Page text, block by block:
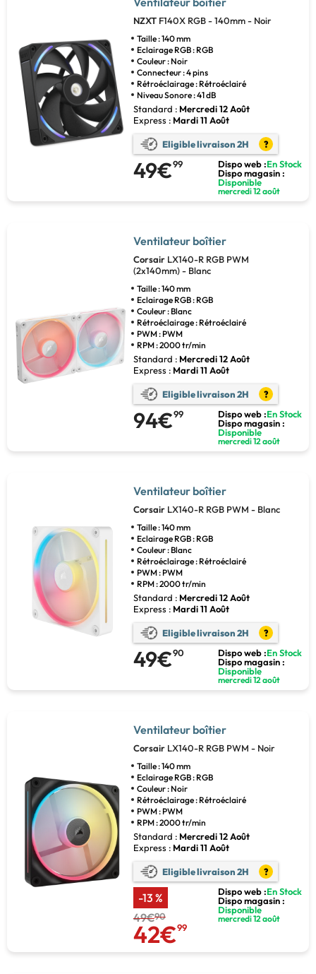
NZXT F140X RGB - 140mm - Noir
Taille : 140 mm
Eclairage RGB : RGB
Couleur : Noir
Connecteur : 4 pins
Rétroéclairage : Rétroéclairé
Niveau Sonore : 41 dB
Standard : Mercredi 12 Août
Express : Mardi 11 Août
Eligible livraison 2H ?
49€99 Dispo web :En Stock
Dispo magasin :
Disponible
mercredi 12 août
Ventilateur boîtier
Corsair LX140-R RGB PWM
(2x140mm) - Blanc
Taille : 140 mm
Eclairage RGB : RGB
Couleur : Blanc
Rétroéclairage : Rétroéclairé
PWM : PWM
RPM : 2000 tr/min
Standard : Mercredi 12 Août
Express : Mardi 11 Août
Eligible livraison 2H ?
94€99 Dispo web :En Stock
Dispo magasin :
Disponible
mercredi 12 août
Ventilateur boîtier
Corsair LX140-R RGB PWM - Blanc
Taille : 140 mm
Eclairage RGB : RGB
Couleur : Blanc
Rétroéclairage : Rétroéclairé
PWM : PWM
RPM : 2000 tr/min
Standard : Mercredi 12 Août
Express : Mardi 11 Août
Eligible livraison 2H ?
49€90 Dispo web :En Stock
Dispo magasin :
Disponible
mercredi 12 août
Ventilateur boîtier
Corsair LX140-R RGB PWM - Noir
Taille : 140 mm
Eclairage RGB : RGB
Couleur : Noir
Rétroéclairage : Rétroéclairé
PWM : PWM
RPM : 2000 tr/min
Standard : Mercredi 12 Août
Express : Mardi 11 Août
Eligible livraison 2H ?
-13 %
49€90
42€99
Dispo web :En Stock
Dispo magasin :
Disponible
mercredi 12 août